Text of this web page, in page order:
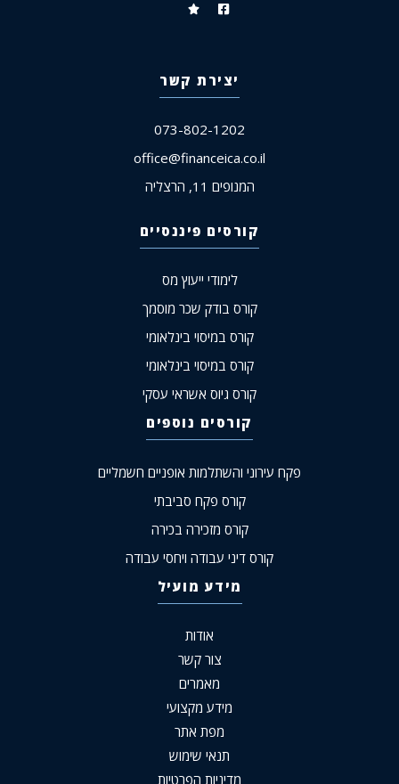
יצירת קשר
073-802-1202
office@financeica.co.il
המנופים 11, הרצליה
קורסים פיננסיים
לימודי ייעוץ מס
קורס בודק שכר מוסמך
קורס במיסוי בינלאומי
קורס במיסוי בינלאומי
קורס גיוס אשראי עסקי
קורסים נוספים
פקח עירוני והשתלמות אופניים חשמליים
קורס פקח סביבתי
קורס מזכירה בכירה
קורס דיני עבודה ויחסי עבודה
מידע מועיל
אודות
צור קשר
מאמרים
מידע מקצועי
מפת אתר
תנאי שימוש
מדיניות הפרטיות